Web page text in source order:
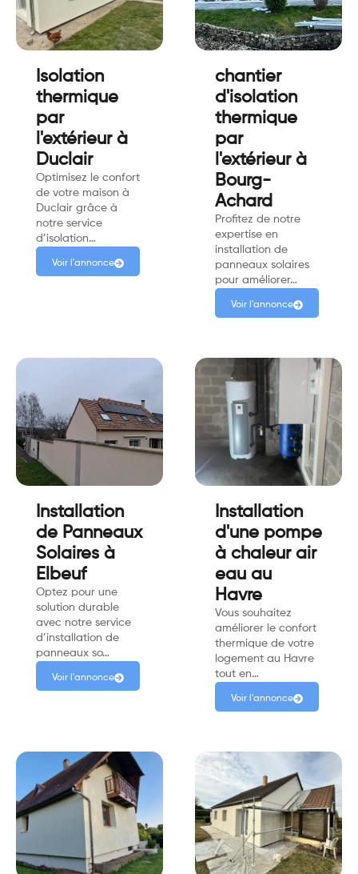
Isolation
thermique
par
l'extérieur à
Duclair
Optimisez le confort
de votre maison à
Duclair grâce à
notre service
d’isolation…
Voir l'annonce
chantier
d'isolation
thermique
par
l'extérieur à
Bourg-
Achard
Profitez de notre
expertise en
installation de
panneaux solaires
pour améliorer…
Voir l'annonce
Installation
de Panneaux
Solaires à
Elbeuf
Optez pour une
solution durable
avec notre service
d’installation de
panneaux so…
Voir l'annonce
Installation
d'une pompe
à chaleur air
eau au
Havre
Vous souhaitez
améliorer le confort
thermique de votre
logement au Havre
tout en…
Voir l'annonce